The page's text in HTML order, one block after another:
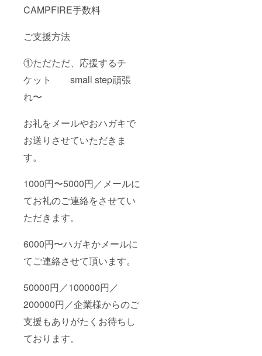
CAMPFIRE手数料
ご支援方法
①ただただ、応援するチ
ケット small step頑張
れ〜
お礼をメールやおハガキで
お送りさせていただきま
す。
1000円〜5000円／メールに
てお礼のご連絡をさせてい
ただきます。
6000円〜ハガキかメールに
てご連絡させて頂います。
50000円／100000円／
200000円／企業様からのご
支援もありがたくお待ちし
ております。